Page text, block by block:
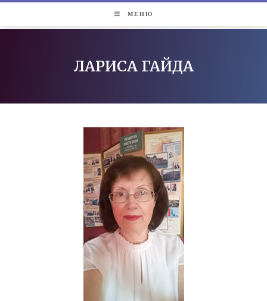
МЕНЮ
ЛАРИСА ГАЙДА​